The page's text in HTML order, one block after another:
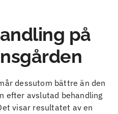
på
dessutom bättre än den
efter avslutad behandling
visar resultatet av en